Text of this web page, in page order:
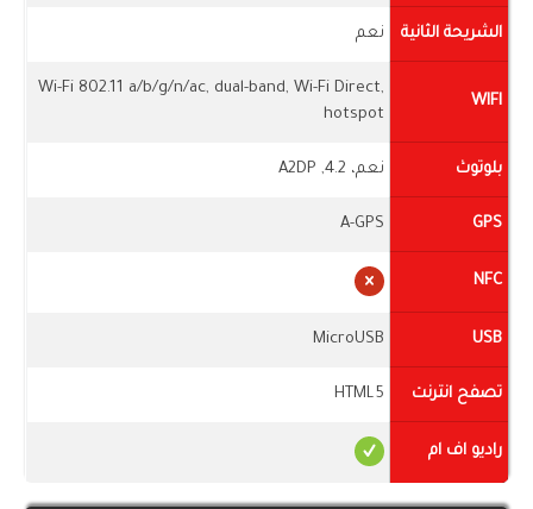
الشريحة الثانية نعم
WIFI
Wi-Fi 802.11 a/b/g/n/ac, dual-band, Wi-Fi Direct,
hotspot
بلوتوث نعم، 4.2, A2DP
GPS
A-GPS
NFC
USB
MicroUSB
تصفح انترنت HTML5
راديو اف ام